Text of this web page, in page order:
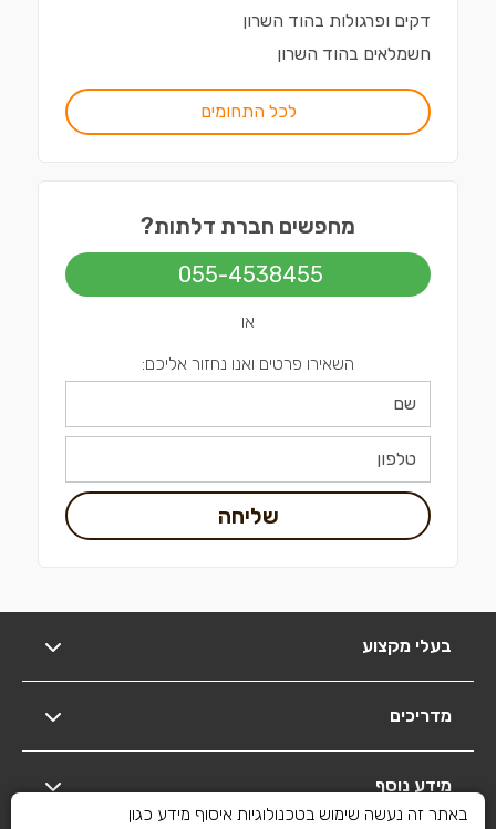
דקים ופרגולות בהוד השרון
חשמלאים בהוד השרון
לכל התחומים
מחפשים חברת דלתות?
055-4538455
או
השאירו פרטים ואנו נחזור אליכם:
שליחה
בעלי מקצוע
מדריכים
מידע נוסף
באתר זה נעשה שימוש בטכנולוגיות איסוף מידע כגון